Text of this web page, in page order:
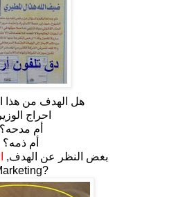
هل الهدف من هذا
احراج
أم مدحه؟
أم ذمه؟
بغض النظر عن الهدف,